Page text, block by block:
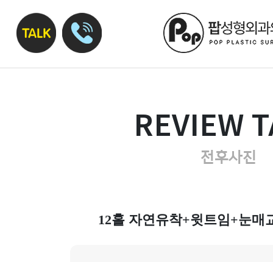
REVIEW
전후사진
12홀 자연유착+윗트임+눈매